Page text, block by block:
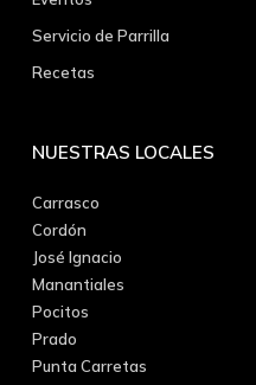
Servicio de Parrilla
Recetas
NUESTRAS LOCALES
Carrasco
Cordón
José Ignacio
Manantiales
Pocitos
Prado
Punta Carretas